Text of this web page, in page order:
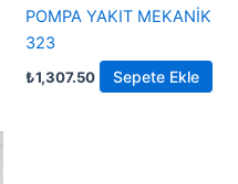
POMPA YAKIT MEKANİK
323
₺1,307.50 Sepete Ekle